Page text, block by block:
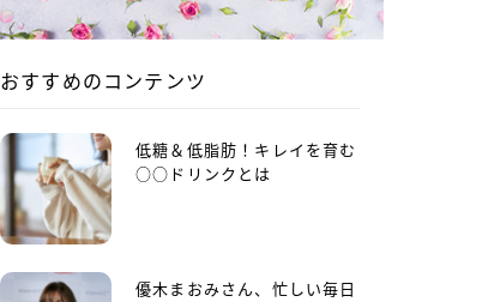
おすすめのコンテンツ
低糖＆低脂肪！キレイを育む
○○ドリンクとは
優木まおみさん、忙しい毎日